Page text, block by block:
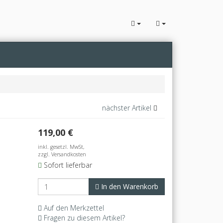
nächster Artikel
119,00 €
inkl. gesetzl. MwSt,
zzgl. Versandkosten
Sofort lieferbar
In den Warenkorb
Auf den Merkzettel
Fragen zu diesem Artikel?